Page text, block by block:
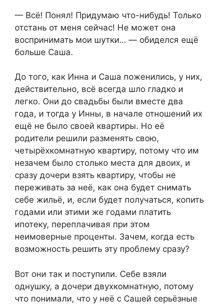
— Всё! Понял! Придумаю что-нибудь! Только
отстань от меня сейчас! Не может она
воспринимать мои шутки… — обиделся ещё
больше Саша.
До того, как Инна и Саша поженились, у них,
действительно, всё всегда шло гладко и
легко. Они до свадьбы были вместе два
года, и тогда у Инны, в начале отношений их
ещё не было своей квартиры. Но её
родители решили разменять свою,
четырёхкомнатную квартиру, потому что им
незачем было столько места для двоих, и
сразу дочери взять квартиру, чтобы не
переживать за неё, как она будет снимать
себе жильё, и, если будет получаться, копить
годами или этими же годами платить
ипотеку, переплачивая при этом
неимоверные проценты. Зачем, когда есть
возможность решить эту проблему сразу?
Вот они так и поступили. Себе взяли
однушку, а дочери двухкомнатную, потому
что понимали, что у неё с Сашей серьёзные